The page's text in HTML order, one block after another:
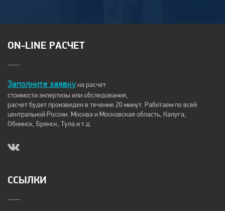
ON-LINE РАСЧЕТ
Заполните заявкуна расчет
стоимости экпертизы или обследования,
расчет будет произведен в течение 20 минут. Работаем по всей
центральной России: Москва и Московская область, Калуга,
Обнинск, Брянск, Тула и т.д.
ССЫЛКИ